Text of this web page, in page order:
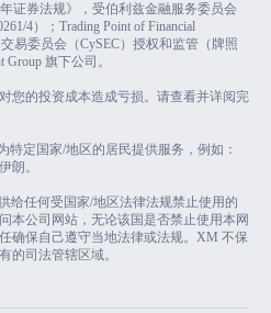
证券法规》，受伯利兹金融服务委员会
4）；Trading Point of Financial
易委员会（CySEC）授权和监管（牌照
旗下公司。
您的投资成本造成亏损。请查看并详阅完
特定国家/地区的居民提供服务，例如：
朗。
给任何受国家/地区法律法规禁止使用的
本公司网站，无论该国是否禁止使用本网
确保自己遵守当地法律或法规。XM 不保
的司法管辖区域。